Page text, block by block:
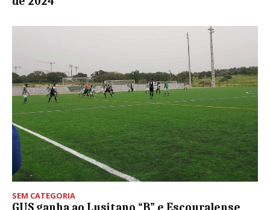
SEM CATEGORIA
GUS ganha ao Lusitano “B” e Escouralense